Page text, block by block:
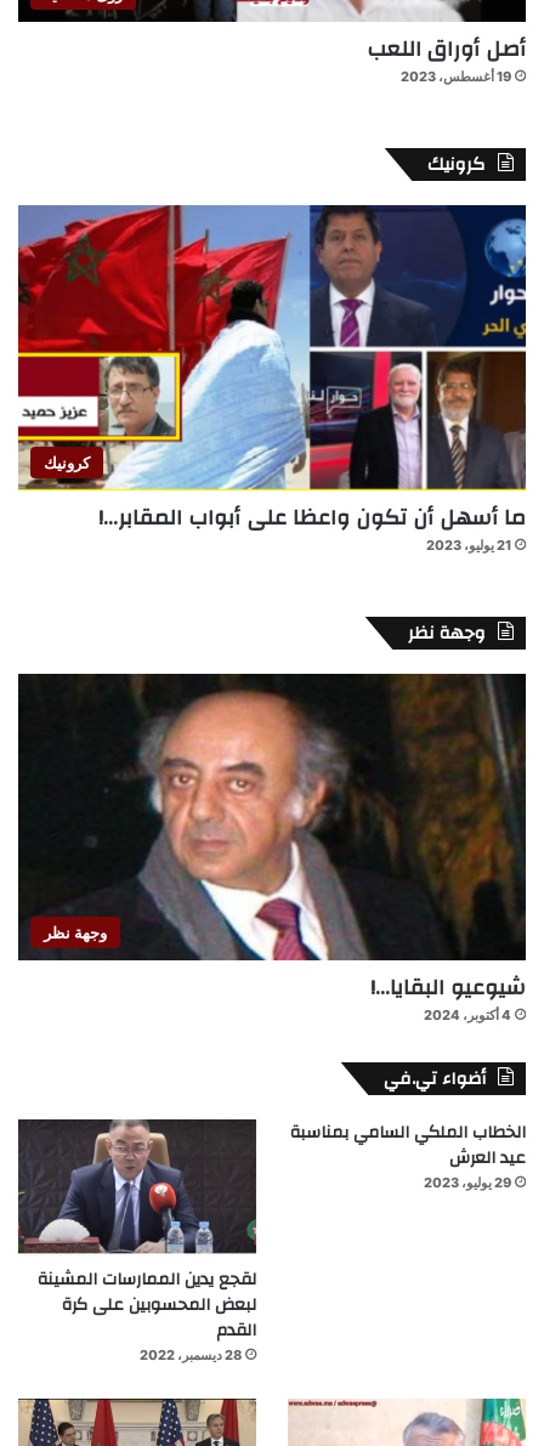
أصل أوراق اللعب
19 أغسطس، 2023
كرونيك
كرونيك
ما أسهل أن تكون واعظا على أبواب المقابر…!
21 يوليو، 2023
وجهة نظر
وجهة نظر
شيوعيو البقايا…!
4 أكتوبر، 2024
أضواء تي.في
الخطاب الملكي السامي بمناسبة
عيد العرش
29 يوليو، 2023
لقجع يدين الممارسات المشينة
لبعض المحسوبين على كرة
القدم
28 ديسمبر، 2022